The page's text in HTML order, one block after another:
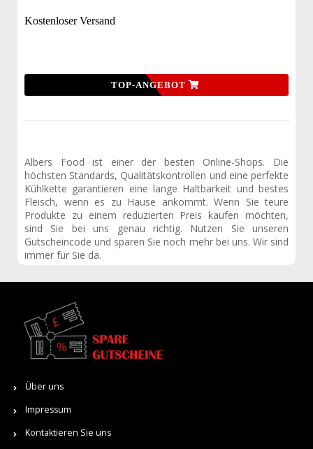
Kostenloser Versand
TOP-ANGEBOT
Albers Food ist einer der besten Online-Shops. Die
höchsten Standards, Qualitätskontrollen und eine perfekte
Kühlkette garantieren eine lange Haltbarkeit und bestes
Fleisch, wenn es zu Hause ankommt. Wenn Sie teure
Produkte zu einem reduzierten Preis kaufen möchten,
sind Sie bei uns genau richtig. Nutzen Sie unseren
Gutscheincode und sparen Sie noch mehr bei uns. Wir sind
immer für Sie da.
Über uns
Impressum
Kontaktieren Sie uns